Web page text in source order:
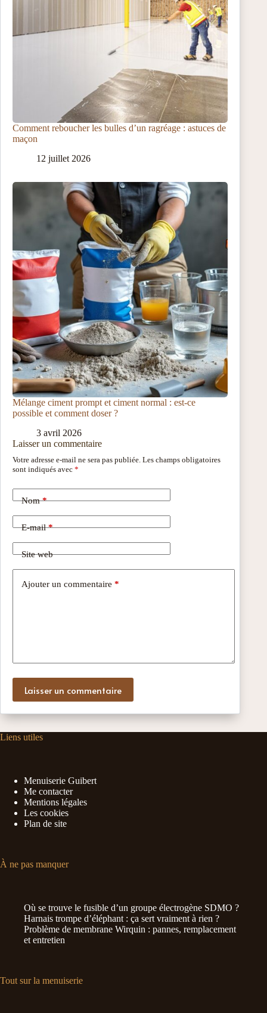
Comment reboucher les bulles d’un ragréage : astuces de
maçon
12 juillet 2026
Mélange ciment prompt et ciment normal : est-ce
possible et comment doser ?
3 avril 2026
Laisser un commentaire
Votre adresse e-mail ne sera pas publiée. Les champs obligatoires
sont indiqués avec *
Nom*
E-mail*
Site web
Ajouter un commentaire *
Laisser un commentaire
Liens utiles
Menuiserie Guibert
Me contacter
Mentions légales
Les cookies
Plan de site
À ne pas manquer
Où se trouve le fusible d’un groupe électrogène SDMO ?
Harnais trompe d’éléphant : ça sert vraiment à rien ?
Problème de membrane Wirquin : pannes, remplacement
et entretien
Tout sur la menuiserie